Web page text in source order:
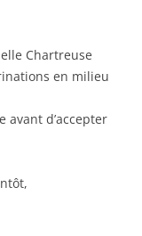
Chartreuse
en milieu
avant d’accepter